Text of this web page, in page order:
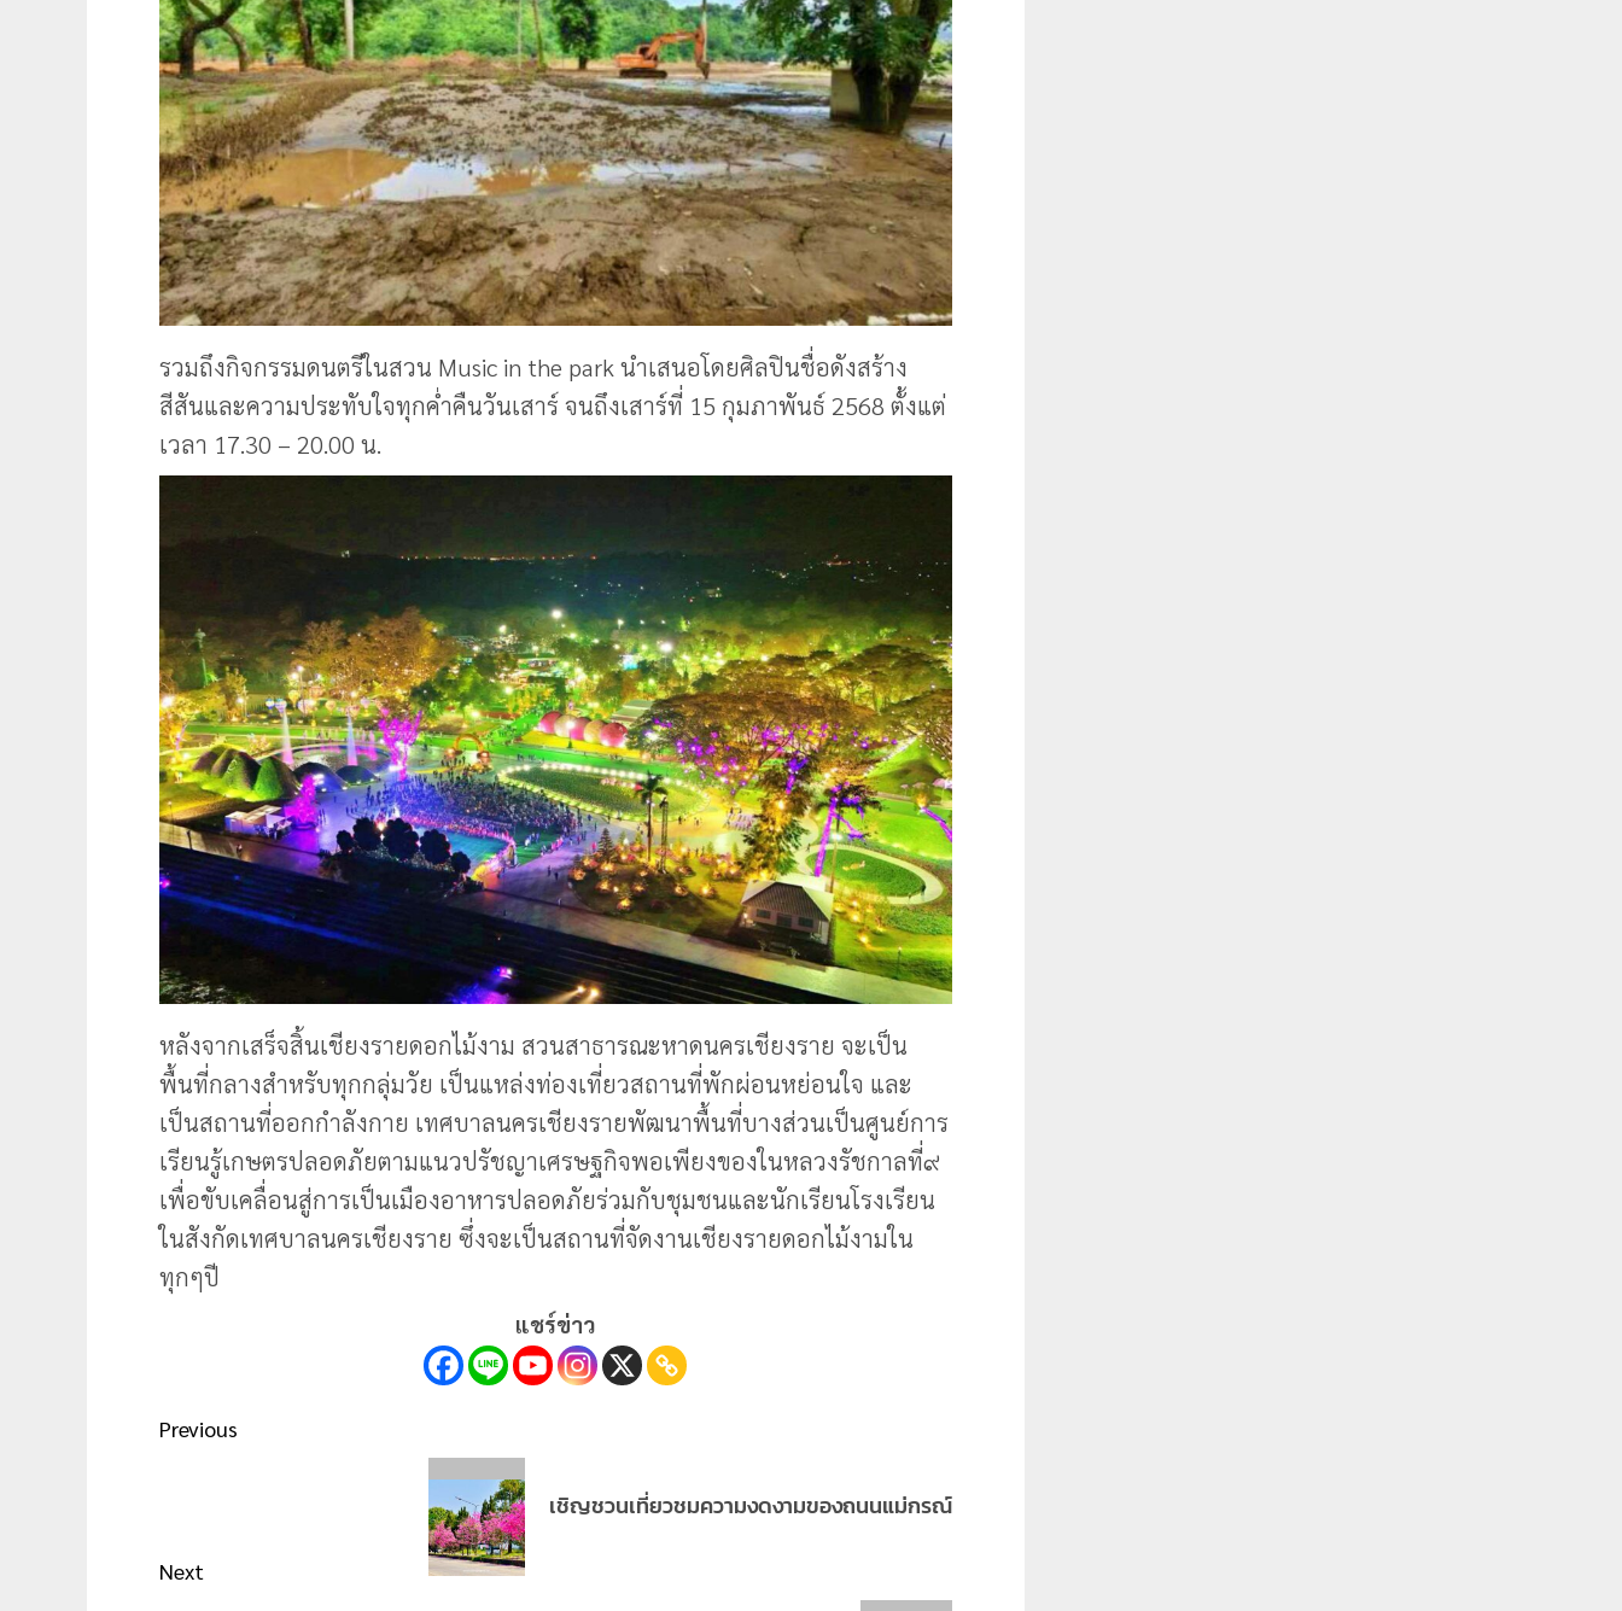
รวมถึงกิจกรรมดนตรีในสวน Music in the park นำเสนอโดยศิลปินชื่อดังสร้าง
สีสันและความประทับใจทุกค่ำคืนวันเสาร์ จนถึงเสาร์ที่ 15 กุมภาพันธ์ 2568 ตั้งแต่
เวลา 17.30 – 20.00 น.
หลังจากเสร็จสิ้นเชียงรายดอกไม้งาม สวนสาธารณะหาดนครเชียงราย จะเป็น
พื้นที่กลางสำหรับทุกกลุ่มวัย เป็นแหล่งท่องเที่ยวสถานที่พักผ่อนหย่อนใจ และ
เป็นสถานที่ออกกำลังกาย เทศบาลนครเชียงรายพัฒนาพื้นที่บางส่วนเป็นศูนย์การ
เรียนรู้เกษตรปลอดภัยตามแนวปรัชญาเศรษฐกิจพอเพียงของในหลวงรัชกาลที่๙
เพื่อขับเคลื่อนสู่การเป็นเมืองอาหารปลอดภัยร่วมกับชุมชนและนักเรียนโรงเรียน
ในสังกัดเทศบาลนครเชียงราย ซึ่งจะเป็นสถานที่จัดงานเชียงรายดอกไม้งามใน
ทุกๆปี
แชร์ข่าว
Post
Previous
เชิญชวนเที่ยวชมความงดงามของถนนแม่กรณ์
Next